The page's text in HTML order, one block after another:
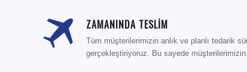
ZAMANINDA TESLİM
Tüm müşterilerimizin anlık ve planlı tedarik
gerçekleştiriyoruz. Bu sayede müşterilerimizin